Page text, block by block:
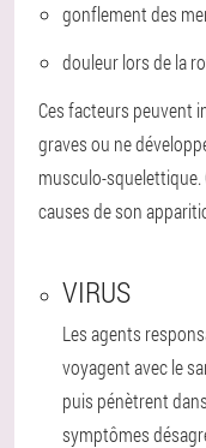
gonflement des
douleur lors de la
Ces facteurs peuvent
graves ou ne
musculo-squelettique.
causes de son
VIRUS
Les agents
voyagent avec le
puis pénètrent
symptômes